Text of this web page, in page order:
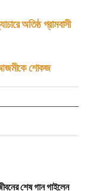
অতিষ্ঠ গ্রামবাসী
আজমীকে শোকজ
শেষ গান গাইলেন